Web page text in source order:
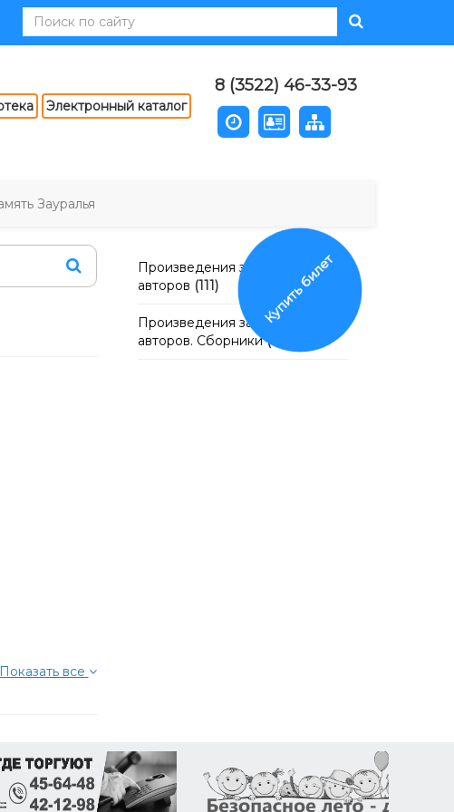
Купить билет
8 (3522) 46-33-93
Электронный каталог
Зауралья
Показать все
Произведения зауральских
авторов (111)
Произведения зауральских
авторов. Сборники (0)